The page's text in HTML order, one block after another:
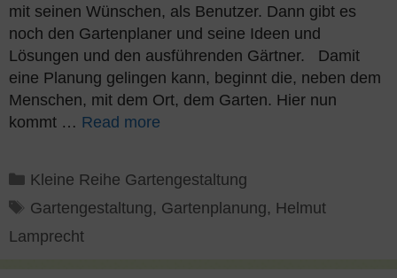
mit seinen Wünschen, als Benutzer. Dann gibt es
noch den Gartenplaner und seine Ideen und
Lösungen und den ausführenden Gärtner. Damit
eine Planung gelingen kann, beginnt die, neben dem
Menschen, mit dem Ort, dem Garten. Hier nun
kommt … Read more
Kategorien
Kleine Reihe Gartengestaltung
Schlagwörter
Gartengestaltung, Gartenplanung, Helmut
Lamprecht